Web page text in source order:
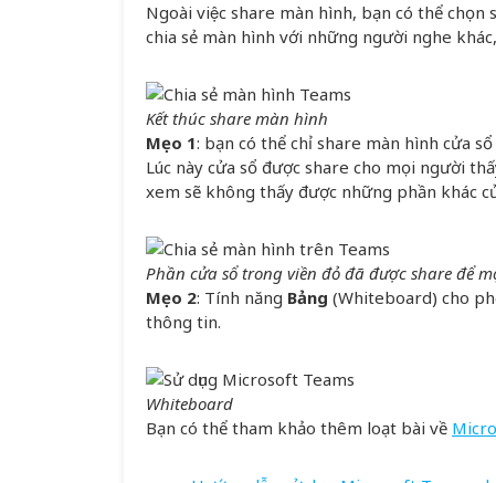
Ngoài việc share màn hình, bạn có thể
chia sẻ màn hình với những người nghe
Kết thúc share màn hình
Mẹo 1: bạn có thể chỉ share màn hình cửa
Lúc này cửa sổ được share cho mọi người
xem sẽ không thấy được những phần khác
Phần cửa sổ trong viền đỏ đã được share để
Mẹo 2: Tính năng Bảng (Whiteboard) cho
thông tin.
Whiteboard
Bạn có thể tham khảo thêm loạt bài về